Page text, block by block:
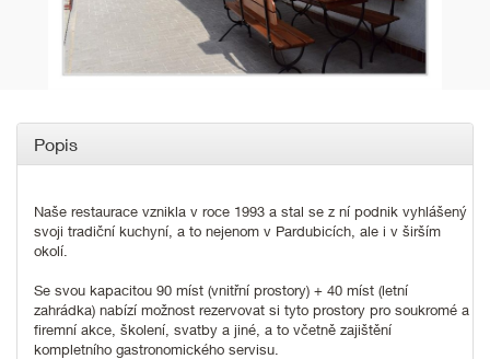
Popis
Naše restaurace vznikla v roce 1993 a stal se z ní podnik vyhlášený
svoji tradiční kuchyní, a to nejenom v Pardubicích, ale i v širším
okolí.
Se svou kapacitou 90 míst (vnitřní prostory) + 40 míst (letní
zahrádka) nabízí možnost rezervovat si tyto prostory pro soukromé a
firemní akce, školení, svatby a jiné, a to včetně zajištění
kompletního gastronomického servisu.